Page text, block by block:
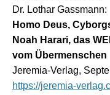
Dr. Lothar Gassmann:
Homo Deus,
Noah Harari, das
vom Übermenschen
Jeremia-Verlag,
https://jeremia-